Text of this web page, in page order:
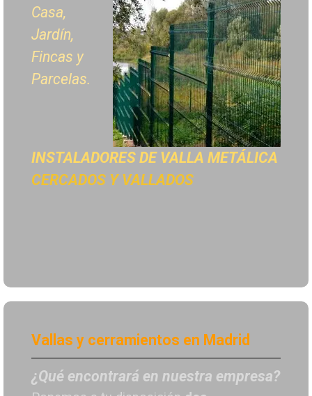
Casa,
Jardín,
Fincas y
Parcelas.
INSTALADORES DE VALLA METÁLICA
CERCADOS Y VALLADOS
Vallas y cerramientos en Madrid
¿Qué encontrará en nuestra empresa?